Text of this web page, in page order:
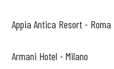
Appia Antica Resort - Roma
Armani Hotel - Milano